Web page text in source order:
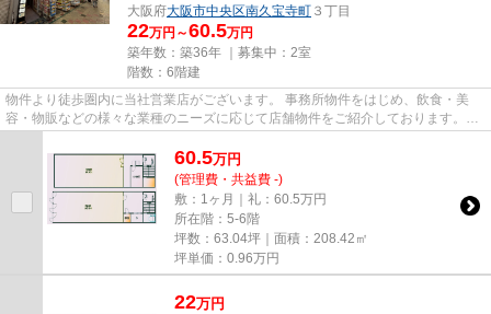
大阪府大阪市中央区南久宝寺町 ３丁目
22万円～60.5万円
築年数：築36年 ｜募集中： 2室
階数：6階建
物件より徒歩圏内に当社営業店がございます。 事務所物件をはじめ、飲食・美
容・物販などの様々な業種のニーズに応じて店舗物件をご紹介しております。
尚、弊社ではおとり広告は一切...
60.5万円
(管理費・共益費 -)
敷：1ヶ月｜礼：60.5万円
所在階：5-6階
坪数：63.04坪｜面積：208.42㎡
坪単価： 0.96万円
22万円